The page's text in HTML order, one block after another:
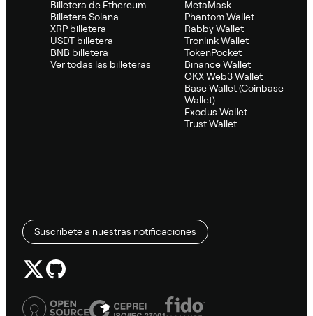
Billetera de Ethereum
Billetera Solana
XRP billetera
USDT billetera
BNB billetera
Ver todas las billeteras
MetaMask
Phantom Wallet
Rabby Wallet
Tronlink Wallet
TokenPocket
Binance Wallet
OKX Web3 Wallet
Base Wallet (Coinbase
Wallet)
Exodus Wallet
Trust Wallet
Suscríbete a nuestras notificaciones